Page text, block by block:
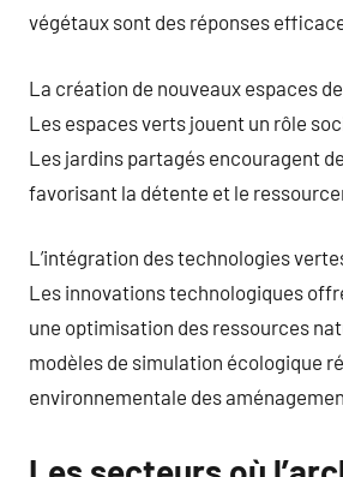
végétaux sont des réponses
La création de nouveaux espaces
Les espaces verts jouent un rôle
Les jardins partagés encouragent
favorisant la détente et le
L’intégration des technologies
Les innovations technologiques
une optimisation des ressources
modèles de simulation écologique
environnementale des